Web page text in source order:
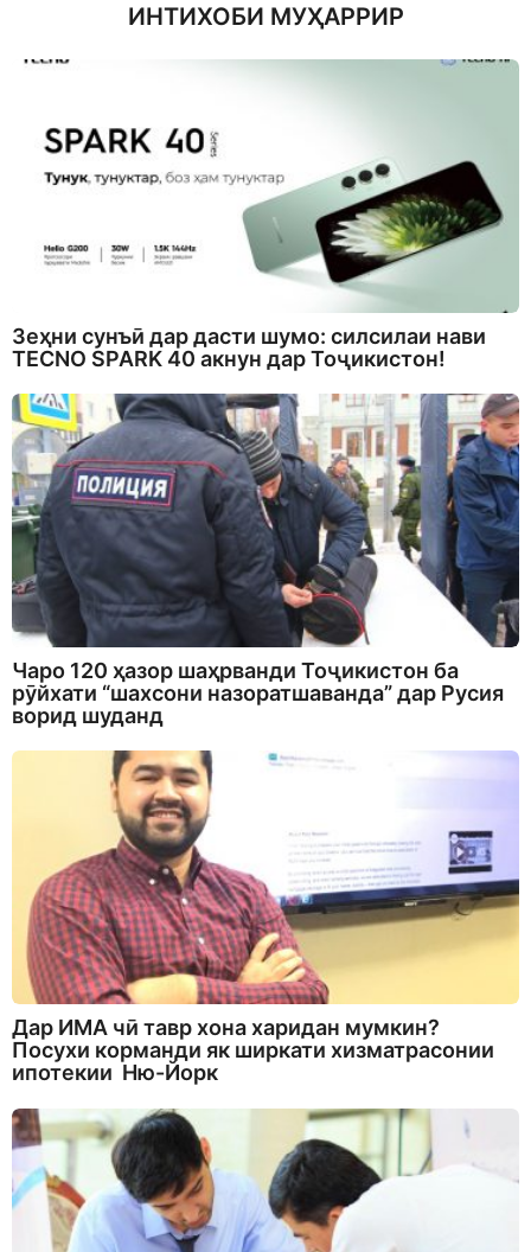
ИНТИХОБИ МУҲАРРИР
Зеҳни сунъӣ дар дасти шумо: силсилаи нави
TECNO SPARK 40 акнун дар Тоҷикистон!
Чаро 120 ҳазор шаҳрванди Тоҷикистон ба
рӯйхати “шахсони назоратшаванда” дар Русия
ворид шуданд
Дар ИМА чӣ тавр хона харидан мумкин?
Посухи корманди як ширкати хизматрасонии
ипотекии Ню-Йорк